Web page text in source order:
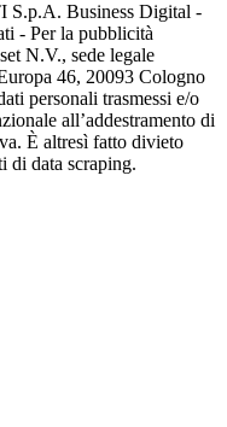
S.p.A. Business Digital -
- Per la pubblicità
N.V., sede legale
46, 20093 Cologno
personali trasmessi e/o
all’addestramento di
È altresì fatto divieto
di data scraping.